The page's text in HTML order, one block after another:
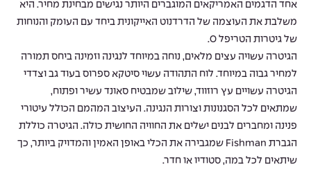
אחד הדגמים האמריקאים המוגברים היותר נגישים מבחינת מחיר. היא
משלבת את העוצמה של הדרדנוט האייקונית ביחד עם העומק והנוחות
של גיטרות הטריפל O.
הגיטרה עשויה עצים מלאים, נוחה במיוחד לנגינה וזמינה ביחס תמורה
למחיר גבוה במיוחד. לוח התהודה עשוי סיטקא ספרוס בעוד גב וצדדי
הגיטרה עשויים עץ רוזווד, שילוב שמבטיח סאונד עשיר ופתוח,
שמתאים לכל הסגנונות וצורות הנגינה. העיצוב המהמם הכולל עיטורי
פנינה ומחברים לבנים ישלים את החוויה החושית כולה. הגיטרה כוללת
הגברת Fishman שמגבירה את הכלי באופן האמין והמדויק ביותר, כך
שיתאים לכל במה, סטודיו או חדר.